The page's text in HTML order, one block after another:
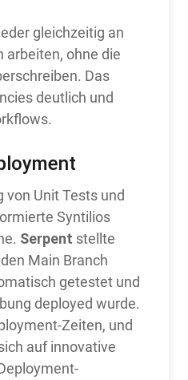
gleichzeitig an
arbeiten, ohne die
Das
deutlich und
von Unit Tests und
Syntilios
Serpent stellte
Main Branch
getestet und
deployed wurde.
Zeiten, und
auf innovative